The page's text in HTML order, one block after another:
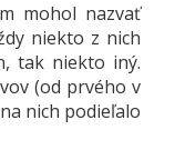
mohol nazvať
niekto z nich
tak niekto iný.
(od prvého v
nich podieľalo